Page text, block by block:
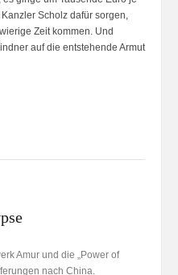
Scholz dafür sorgen,
Zeit kommen. Und
auf die entstehende Armut